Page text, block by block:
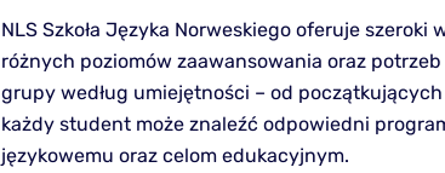
NLS Szkoła Języka Norweskiego oferuje
różnych poziomów zaawansowania oraz
grupy według umiejętności – od
każdy student może znaleźć odpowiedni
językowemu oraz celom edukacyjnym.